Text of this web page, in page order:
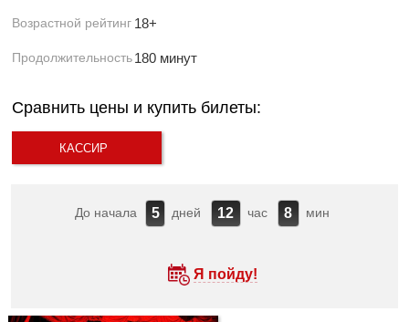
Возрастной рейтинг 18+
Продолжительность180 минут
Сравнить цены и купить билеты:
КАССИР
До начала 5 дней 12 час 8 мин
Я пойду!